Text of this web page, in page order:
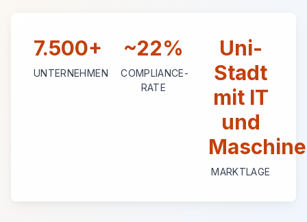
7.500+
UNTERNEHMEN
~22%
COMPLIANCE-
RATE
Uni-
Stadt
mit IT
und
MARKTLAGE